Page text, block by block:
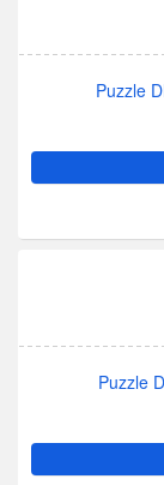
Puzzle
Puzzle